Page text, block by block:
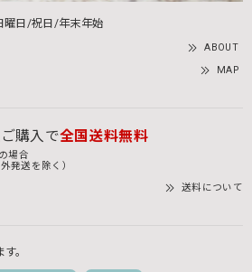
曜日/祝日/年末年始
ABOUT
MAP
購入で全国送料無料
場合
発送を除く）
送料について
。